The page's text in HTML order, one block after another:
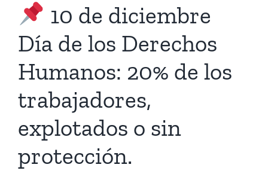
10 de diciembre
Día de los Derechos
Humanos: 20% de los
trabajadores,
explotados o sin
protección.